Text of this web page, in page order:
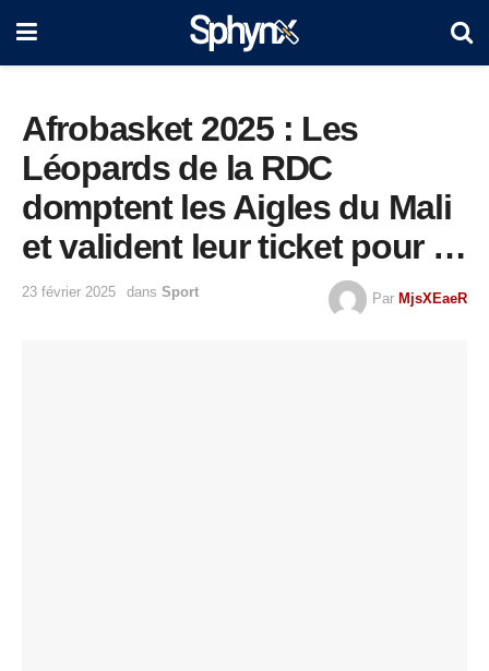
Afrobasket 2025 : Les
Léopards de la RDC
domptent les Aigles du Mali
et valident leur ticket pour la
phase finale en Angola
23 février 2025 dans Sport Par MjsXEaeR